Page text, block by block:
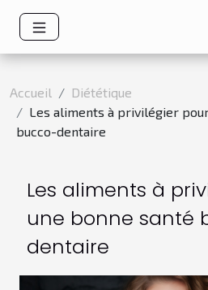
Accueil
Diététique
Les aliments à privilégier
bucco-dentaire
Les aliments à
une bonne santé
dentaire